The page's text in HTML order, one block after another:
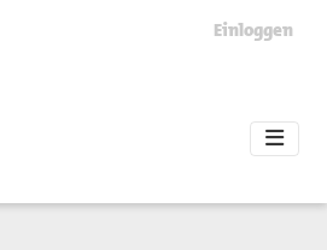
Einloggen